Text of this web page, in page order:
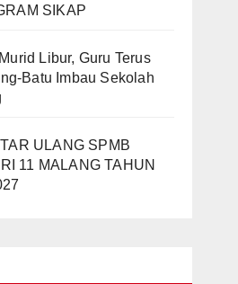
SIKAP
Libur, Guru Terus
Batu Imbau Sekolah
ULANG SPMB
11 MALANG TAHUN